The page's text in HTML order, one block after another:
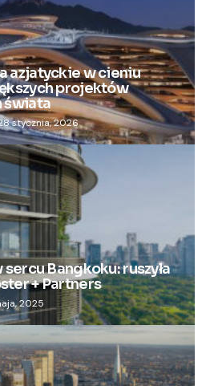
azjatyckie w cieniu
projektów
świata
stycznia, 2026
Bangkoku: ruszyła
+ Partners
2025